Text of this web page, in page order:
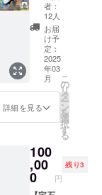
な機会
をお見
逃しな
く！ ク
ラファ
ン限定
飛び出
るペン
先生の
宝石オ
ン講座
(60分)
付き！
元気先
生の宝
ていた
ティラ
ノサウ
ルスの
化石を
イメー
ジして
制作し
ていま
す。 宝
（ロー
ドクロ
サイ
希望の
お名
前、法
人名を
ご記入
くださ
い。ご
記載が
ない場
合は、
いただ
きま
す。 ※
動画公
体窒
素、ダ
イラタ
ンシー
などな
ど1日中
体験で
きちゃ
う）
【元気
チ】 大
好評に
つき、
もう一
者：
12人
お届
け予
定：
2025
年03
月
詳細を見る
こ
の
リ
タ
ー
ン
を
選
択
す
る
100
,00
0 円
残り3